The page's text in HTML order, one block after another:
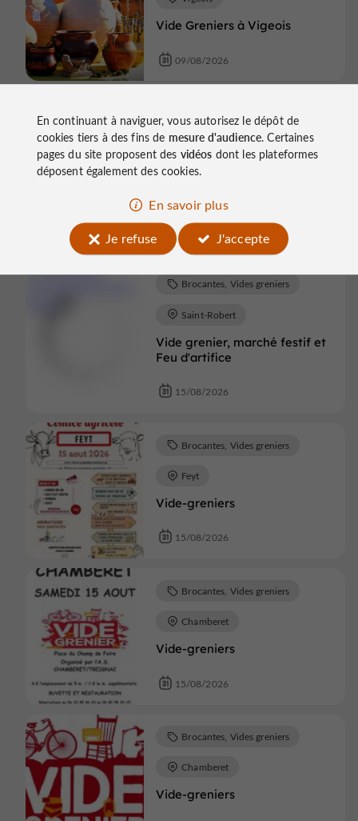
Vide Greniers à Vigeois
09/08/2026
Brocantes, Vides greniers
Saint-Robert
15/08/2026
Vide grenier, marché festif et
Feu d'artifice
Brocantes, Vides greniers
Saint-Robert
15/08/2026
Vide-greniers
Brocantes, Vides greniers
Feyt
15/08/2026
Vide-greniers
Brocantes, Vides greniers
Chamberet
15/08/2026
Vide-greniers
Brocantes, Vides greniers
Chamberet
En continuant à naviguer, vous autorisez le dépôt de
cookies tiers à des fins de mesure d'audience. Certaines
pages du site proposent des vidéos dont les plateformes
déposent également des cookies.
En savoir plus
Je refuse
J'accepte